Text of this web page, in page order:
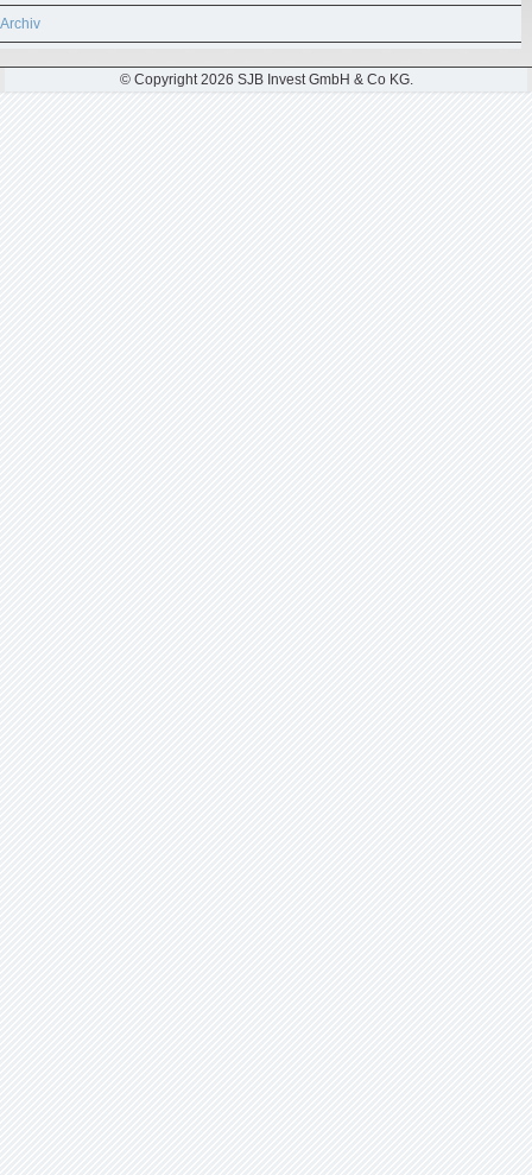
Archiv
© Copyright 2026 SJB Invest GmbH & Co KG.